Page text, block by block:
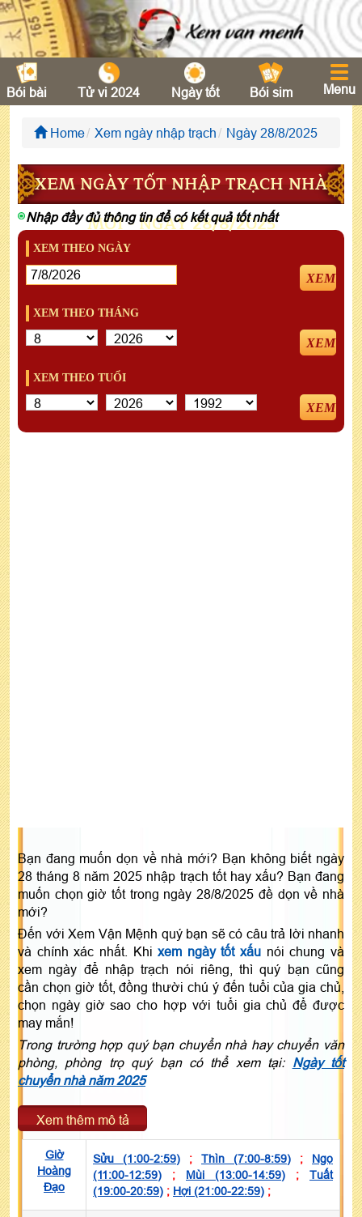
Bói bài Tử vi 2024 Ngày tốt Bói sim Menu
Home Xem ngày nhập trạch Ngày 28/8/2025
XEM NGÀY TỐT NHẬP TRẠCH NHÀ
MỚI - NGÀY 28/8/2025
Nhập đầy đủ thông tin để có kết quả tốt nhất
XEM THEO NGÀY
XEM
XEM THEO THÁNG
XEM
XEM THEO TUỔI
XEM
Bạn đang muốn dọn về nhà mới? Bạn không biết ngày
28 tháng 8 năm 2025 nhập trạch tốt hay xấu? Bạn đang
muốn chọn giờ tốt trong ngày 28/8/2025 đề dọn về nhà
mới?
Đến với Xem Vận Mệnh quý bạn sẽ có câu trả lời nhanh
và chính xác nhất. Khixem ngày tốt xấu nói chung và
xem ngày để nhập trạch nói riêng, thì quý bạn cũng
cần chọn giờ tốt, đồng thười chú ý đến tuổi của gia chủ,
chọn ngày giờ sao cho hợp với tuổi gia chủ để được
may mắn!
Trong trường hợp quý bạn chuyển nhà hay chuyển văn
phòng, phòng trọ quý bạn có thể xem tại: Ngày tốt
chuyển nhà năm 2025
Xem thêm mô tả
Giờ
Hoàng
Đạo
Sửu (1:00-2:59) ; Thìn (7:00-8:59) ; Ngọ
(11:00-12:59) ; Mùi (13:00-14:59) ; Tuất
(19:00-20:59) ; Hợi (21:00-22:59) ;